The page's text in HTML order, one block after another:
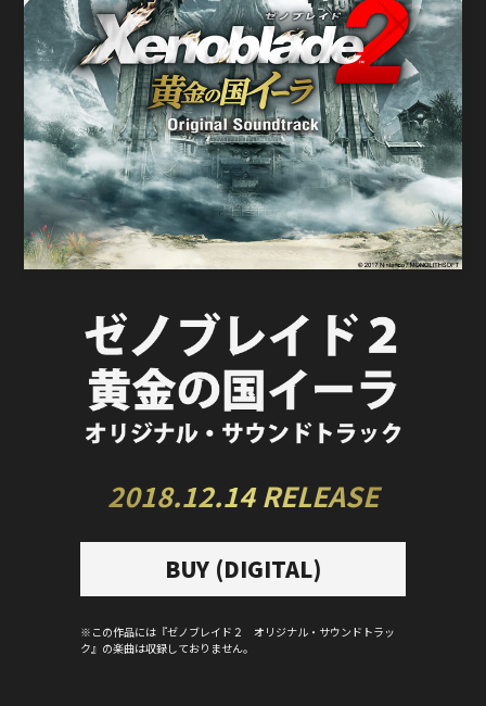
2018.12.14 RELEASE
BUY (DIGITAL)
※この作品には『ゼノブレイド２ オリジナル・サウンドトラッ
ク』の楽曲は収録しておりません。